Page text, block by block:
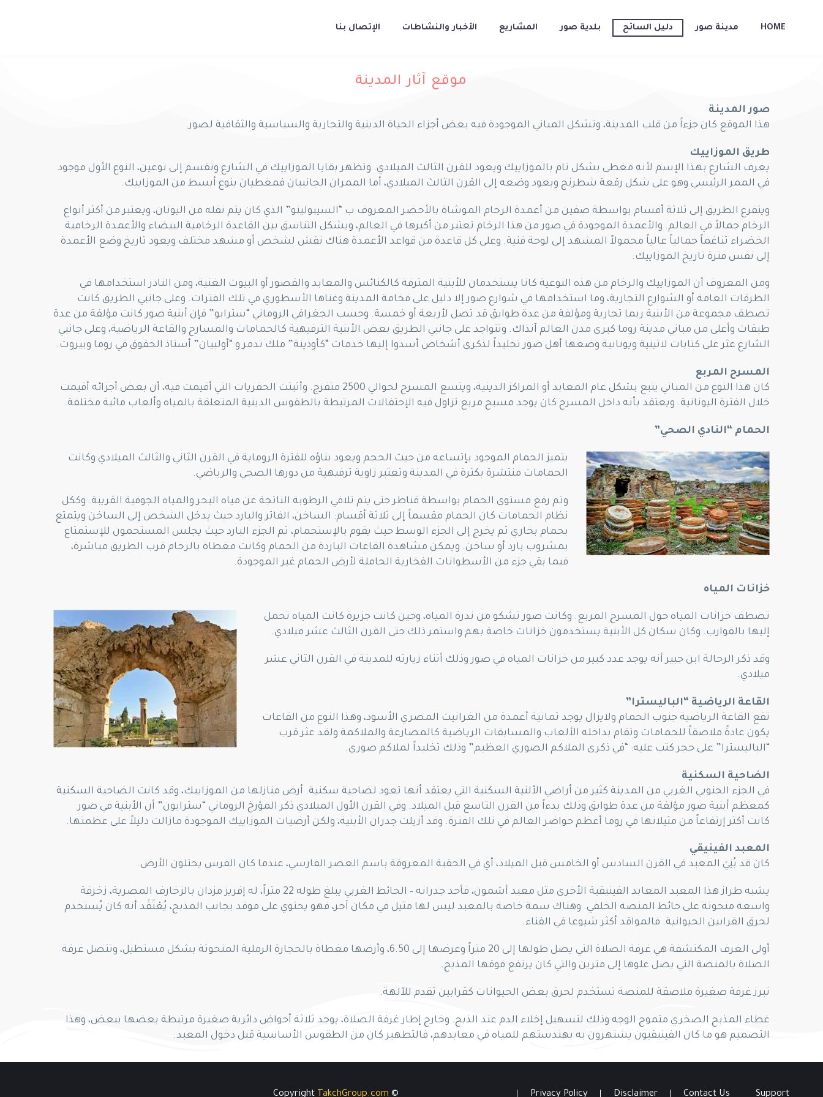
HOME مدينة صور دليل السائح بلدية صور المشاريع الأخبار والنشاطات الإتصال بنا
موقع آثار المدينة
صور المدينة
هذا الموقع كان جزءاً من قلب المدينة، وتشكل المباني الموجودة فيه بعض أجزاء الحياة الدينية والتجارية والسياسية والثقافية لصور.
طريق الموزاييك
يعرف الشارع بهذا الإسم لأنه مغطى بشكل تام بالموزاييك ويعود للقرن الثالث الميلادي. وتظهر بقايا الموزاييك في الشارع وتقسم إلى نوعين، النوع الأول موجود
في الممر الرئيسي وهو على شكل رقعة شطرنج ويعود وضعه إلى القرن الثالث الميلادي، أما الممران الجانبيان فمغطيان بنوع أبسط من الموزاييك.
ويتفرع الطريق إلى ثلاثة أقسام بواسطة صفين من أعمدة الرخام الموشاة بالأخضر المعروف ب “السيبولينو” الذي كان يتم نقله من اليونان، ويعتبر من أكثر أنواع
الرخام جمالاً في العالم. والأعمدة الموجودة في صور من هذا الرخام تعتبر من أكبرها في العالم، ويشكل التناسق بين القاعدة الرخامية البيضاء والأعمدة الرخامية
الخضراء تناغماً جمالياً عالياً محمولاً المشهد إلى لوحة فنية. وعلى كل قاعدة من قواعد الأعمدة هناك نقش لشخص أو مشهد مختلف ويعود تاريخ وضع الأعمدة
إلى نفس فترة تاريخ الموزاييك.
ومن المعروف أن الموزاييك والرخام من هذه النوعية كانا يستخدمان للأبنية المترفة كالكنائس والمعابد والقصور أو البيوت الغنية، ومن النادر استخدامها في
الطرقات العامة أو الشوارع التجارية، وما استخدامها في شوارع صور إلا دليل على فخامة المدينة وغناها الأسطوري في تلك الفترات. وعلى جانبي الطريق كانت
تصطف مجموعة من الأبنية ربما تجارية ومؤلفة من عدة طوابق قد تصل لأربعة أو خمسة. وحسب الجغرافي الروماني “سترابو” فإن أبنية صور كانت مؤلفة من عدة
طبقات وأعلى من مباني مدينة روما كبرى مدن العالم آنذاك. وتتواجد على جانبي الطريق بعض الأبنية الترفيهية كالحمامات والمسارح والقاعة الرياضية، وعلى جانبي
الشارع عثر على كتابات لاتينية ويونانية وضعها أهل صور تخليداً لذكرى أشخاص أسدوا إليها خدمات “كأوذينة” ملك تدمر و “أولبيان” أستاذ الحقوق في روما وبيروت.
المسرح المربع
كان هذا النوع من المباني يتبع بشكل عام المعابد أو المراكز الدينية، ويتسع المسرح لحوالي 2500 متفرج. وأثبتت الحفريات التي أقيمت فيه، أن بعض أجزائه أقيمت
خلال الفترة اليونانية. ويعتقد بأنه داخل المسرح كان يوجد مسبح مربع تزاول فيه الإحتفالات المرتبطة بالطقوس الدينية المتعلقة بالمياه وألعاب مائية مختلفة.
الحمام “النادي الصحي”
يتميز الحمام الموجود بإتساعه من حيث الحجم ويعود بناؤه للفترة الروماية في القرن الثاني والثالث الميلادي وكانت
الحمامات منتشرة بكثرة في المدينة وتعتبر زاوية ترفيهية من دورها الصحي والرياضي.
وتم رفع مستوى الحمام بواسطة قناطر حتى يتم تلافي الرطوبة الناتجة عن مياه البحر والمياه الجوفية القريبة. وككل
نظام الحمامات كان الحمام مقسماً إلى ثلاثة أقسام: الساخن، الفاتر والبارد حيث يدخل الشخص إلى الساخن ويتمتع
بحمام بخاري ثم يخرج إلى الجزء الوسط حيث يقوم بالإستحمام، ثم الجزء البارد حيث يجلس المستحمون للإستمتاع
بمشروب بارد أو ساخن. ويمكن مشاهدة القاعات الباردة من الحمام وكانت مغطاة بالرخام قرب الطريق مباشرة،
فيما بقي جزء من الأسطوانات الفخارية الحاملة لأرض الحمام غير الموجودة.
خزانات المياه
تصطف خزانات المياه حول المسرح المربع. وكانت صور تشكو من ندرة المياه، وحين كانت جزيرة كانت المياه تحمل
إليها بالقوارب. وكان سكان كل الأبنية يستخدمون خزانات خاصة بهم واستمر ذلك حتى القرن الثالث عشر ميلادي.
وقد ذكر الرحالة ابن جبير أنه يوجد عدد كبير من خزانات المياه في صور وذلك أثناء زيارته للمدينة في القرن الثاني عشر
ميلادي.
القاعة الرياضية “الباليسترا”
تقع القاعة الرياضية جنوب الحمام ولايزال يوجد ثمانية أعمدة من الغرانيت المصري الأسود، وهذا النوع من القاعات
يكون عادةً ملاصقاً للحمامات وتقام بداخله الألعاب والمسابقات الرياضية كالمصارعة والملاكمة ولقد عثر قرب
“الباليسترا” على حجر كتب عليه: “في ذكرى الملاكم الصوري العظيم” وذلك تخليداً لملاكم صوري.
الضاحية السكنية
في الجزء الجنوبي الغربي من المدينة كثير من أراضي الألنية السكنية التي يعتقد أنها تعود لضاحية سكنية. أرض منازلها من الموزاييك، وقد كانت الضاحية السكنية
كمعظم أبنية صور مؤلفة من عدة طوابق وذلك بدءاً من القرن التاسع قبل الميلاد. وفي القرن الأول الميلادي ذكر المؤرخ الروماني “سترابون” أن الأبنية في صور
كانت أكثر إرتفاعاً من مثيلاتها في روما أعظم حواضر العالم في تلك الفترة. وقد أزيلت جدران الأبنية، ولكن أرضيات الموزاييك الموجودة مازالت دليلاً على عظمتها.
المعبد الفينيقي
كان قد بُنِيَ المعبد في القرن السادس أو الخامس قبل الميلاد، أي في الحقبة المعروفة باسم العصر الفارسي، عندما كان الفرس يحتلون الأرض.
يشبه طراز هذا المعبد المعابد الفينيقية الأخرى مثل معبد أشمون، فأحد جدرانه – الحائط الغربي يبلغ طوله 22 متراً، له إفريز مزدان بالزخارف المصرية، زخرفة
واسعة منحوتة على حائط المنصة الخلفي. وهناك سمة خاصة بالمعبد ليس لها مثيل في مكان آخر، فهو يحتوي على موقد بجانب المذبح، يُعْتَقَد أنه كان يُستخدم
لحرق القرابين الحيوانية. فالمواقد أكثر شيوعا في الفناء.
أولى الغرف المكتشفة هي غرفة الصلاة التي يصل طولها إلى 20 متراً وعرضها إلى 6.50، وأرضها مغطاة بالحجارة الرملية المنحوتة بشكل مستطيل، وتتصل غرفة
الصلاة بالمنصة التي يصل علوها إلى مترين والتي كان يرتفع فوقها المذبح.
تبرز غرفة صغيرة ملاصقة للمنصة تستخدم لحرق بعض الحيوانات كقرابين تقدم للآلهة.
غطاء المذبح الصخري متموج الوجه وذلك لتسهيل إخلاء الدم عند الذبح. وخارج إطار غرفة الصلاة، يوجد ثلاثة أحواض دائرية صغيرة مرتبطة بعضها ببعض، وهذا
التصميم هو ما كان الفينيقيون يشتهرون به بهندستهم للمياه في معابدهم، فالتطهير كان من الطقوس الأساسية قبل دخول المعبد.
Support
Contact Us
Disclaimer
Privacy Policy
© Copyright
TakchGroup.com